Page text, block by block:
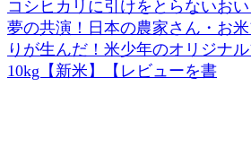
コシヒカリに引けをとらないお
夢の共演！日本の農家さん・お
りが生んだ！米少年のオリジナ
10kg【新米】【レビューを書